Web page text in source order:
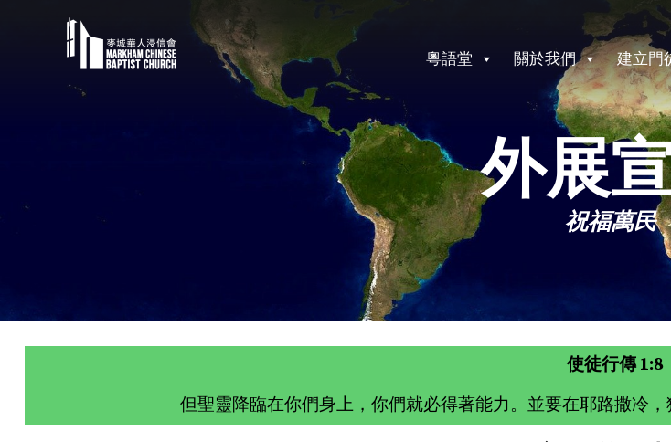
粵語堂 關於我們 建立門
外展
祝福萬民
使徒行傳 1:8
但聖靈降臨在你們身上，你們就必得著能力。並要在耶路撒冷